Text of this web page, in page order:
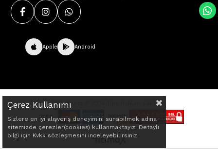
Apple Android
BVE Sport © 2024 Tüm Hakları Saklıdır.
Çerez Kullanımı
Sizlere en iyi alışveriş deneyimini sunabilmek adına
sitemizde çerezler(cookies) kullanmaktayız. Detaylı
bilgi için Kvkk sözleşmesini inceleyebilirsiniz.